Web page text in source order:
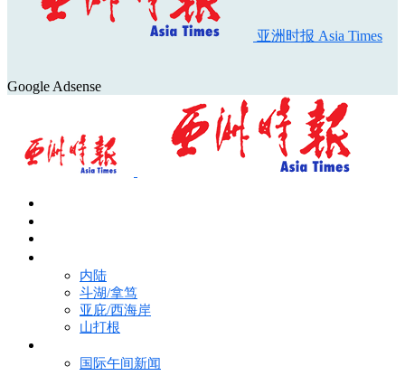
亚洲时报 Asia Times
Google Adsense
内陆
斗湖/拿笃
亚庇/西海岸
山打根
国际午间新闻